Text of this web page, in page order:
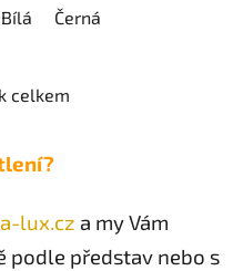
Bílá Černá
celkem
lux.cz a my Vám
podle představ nebo s